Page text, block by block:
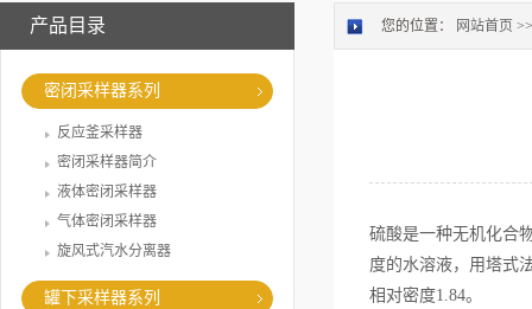
产品目录
密闭采样器系列
反应釜采样器
密闭采样器简介
液体密闭采样器
气体密闭采样器
旋风式汽水分离器
罐下采样器系列
您的位置： 网站首页
硫酸是一种无机化合
度的水溶液，用塔式
相对密度1.84。